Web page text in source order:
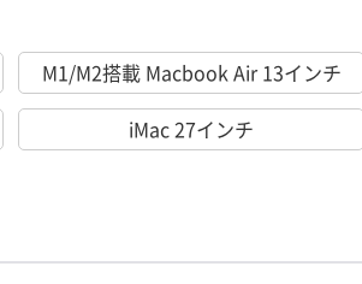
M1/M2搭載 Macbook Air 13インチ
iMac 27インチ